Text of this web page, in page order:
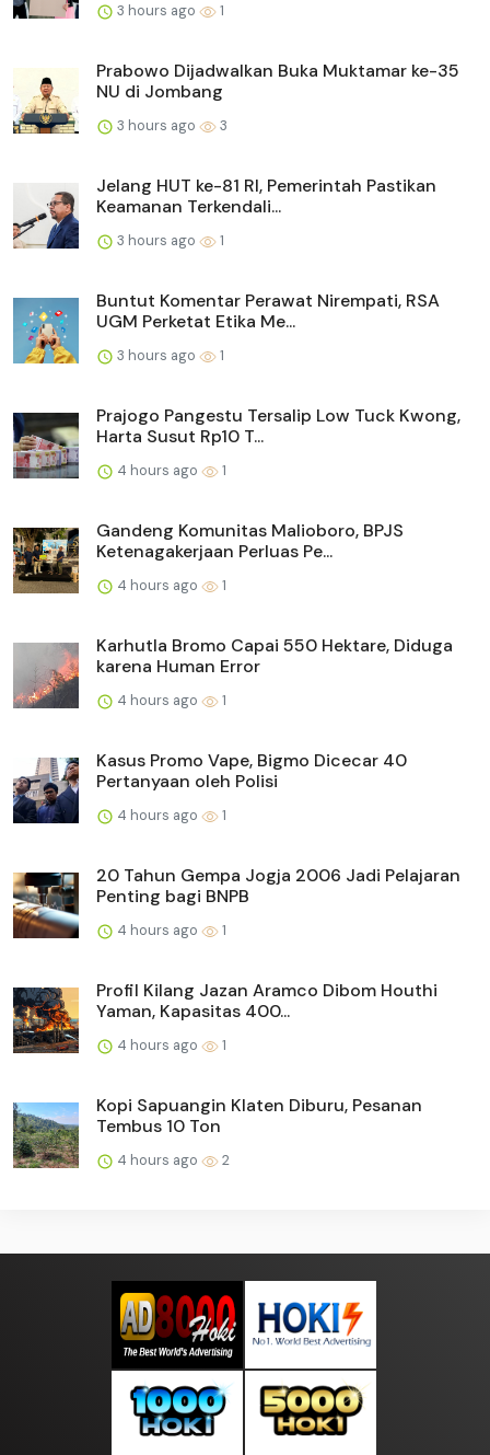
3 hours ago 1
Prabowo Dijadwalkan Buka Muktamar ke-35
NU di Jombang
3 hours ago 3
Jelang HUT ke-81 RI, Pemerintah Pastikan
Keamanan Terkendali...
3 hours ago 1
Buntut Komentar Perawat Nirempati, RSA
UGM Perketat Etika Me...
3 hours ago 1
Prajogo Pangestu Tersalip Low Tuck Kwong,
Harta Susut Rp10 T...
4 hours ago 1
Gandeng Komunitas Malioboro, BPJS
Ketenagakerjaan Perluas Pe...
4 hours ago 1
Karhutla Bromo Capai 550 Hektare, Diduga
karena Human Error
4 hours ago 1
Kasus Promo Vape, Bigmo Dicecar 40
Pertanyaan oleh Polisi
4 hours ago 1
20 Tahun Gempa Jogja 2006 Jadi Pelajaran
Penting bagi BNPB
4 hours ago 1
Profil Kilang Jazan Aramco Dibom Houthi
Yaman, Kapasitas 400...
4 hours ago 1
Kopi Sapuangin Klaten Diburu, Pesanan
Tembus 10 Ton
4 hours ago 2